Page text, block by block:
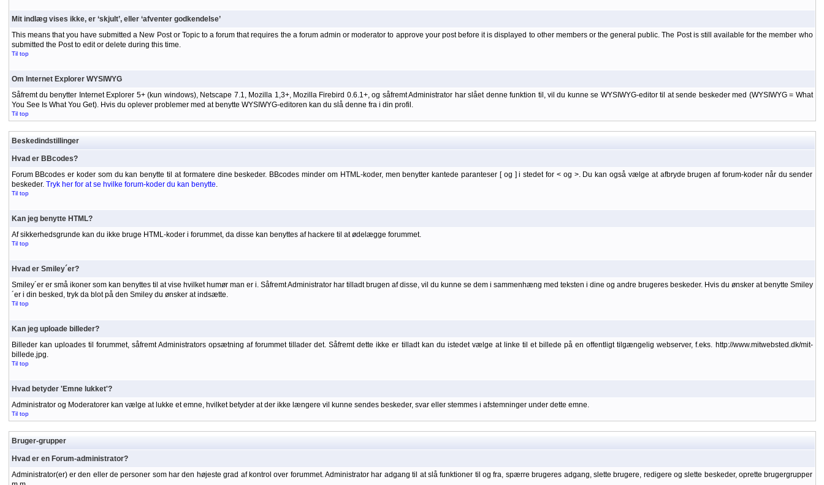
Mit indlæg vises ikke, er ‘skjult’, eller ‘afventer godkendelse’
This means that you have submitted a New Post or Topic to a forum that requires the a forum admin or moderator to approve your post before it is displayed to other members or the general public. The Post is still available for the member who
submitted the Post to edit or delete during this time.
Til top
Om Internet Explorer WYSIWYG
Såfremt du benytter Internet Explorer 5+ (kun windows), Netscape 7.1, Mozilla 1,3+, Mozilla Firebird 0.6.1+, og såfremt Administrator har slået denne funktion til, vil du kunne se WYSIWYG-editor til at sende beskeder med (WYSIWYG = What
You See Is What You Get). Hvis du oplever problemer med at benytte WYSIWYG-editoren kan du slå denne fra i din profil.
Til top
Beskedindstillinger
Hvad er BBcodes?
Forum BBcodes er koder som du kan benytte til at formatere dine beskeder. BBcodes minder om HTML-koder, men benytter kantede paranteser [ og ] i stedet for < og >. Du kan også vælge at afbryde brugen af forum-koder når du sender
beskeder. Tryk her for at se hvilke forum-koder du kan benytte.
Til top
Kan jeg benytte HTML?
Af sikkerhedsgrunde kan du ikke bruge HTML-koder i forummet, da disse kan benyttes af hackere til at ødelægge forummet.
Til top
Hvad er Smiley´er?
Smiley´er er små ikoner som kan benyttes til at vise hvilket humør man er i. Såfremt Administrator har tilladt brugen af disse, vil du kunne se dem i sammenhæng med teksten i dine og andre brugeres beskeder. Hvis du ønsker at benytte Smiley
´er i din besked, tryk da blot på den Smiley du ønsker at indsætte.
Til top
Kan jeg uploade billeder?
Billeder kan uploades til forummet, såfremt Administrators opsætning af forummet tillader det. Såfremt dette ikke er tilladt kan du istedet vælge at linke til et billede på en offentligt tilgængelig webserver, f.eks. http://www.mitwebsted.dk/mit-
billede.jpg.
Til top
Hvad betyder 'Emne lukket'?
Administrator og Moderatorer kan vælge at lukke et emne, hvilket betyder at der ikke længere vil kunne sendes beskeder, svar eller stemmes i afstemninger under dette emne.
Til top
Bruger-grupper
Hvad er en Forum-administrator?
Administrator(er) er den eller de personer som har den højeste grad af kontrol over forummet. Administrator har adgang til at slå funktioner til og fra, spærre brugeres adgang, slette brugere, redigere og slette beskeder, oprette brugergrupper